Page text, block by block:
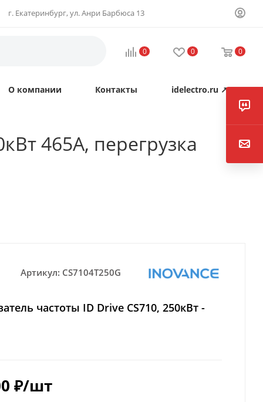
г. Екатеринбург, ул. Анри Барбюса 13
0 0 0
О компании Контакты idelectro.ru ↗
465А, перегрузка
Артикул: CS7104T250G
частоты ID Drive CS710, 250кВт -
₽/шт